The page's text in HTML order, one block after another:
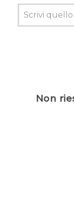
Non